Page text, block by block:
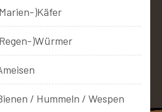
)Käfer
)Würmer
/ Hummeln / Wespen